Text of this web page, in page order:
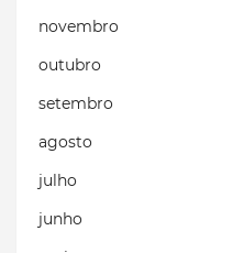
novembro
outubro
setembro
agosto
julho
junho